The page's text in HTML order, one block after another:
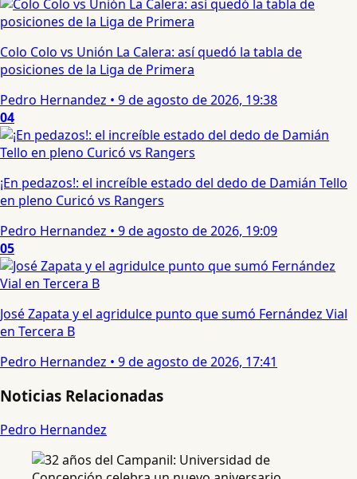
Colo Colo vs Unión La Calera: así quedó la tabla de
posiciones de la Liga de Primera
Pedro Hernandez • 9 de agosto de 2026, 19:38
04
¡En pedazos!: el increíble estado del dedo de Damián Tello
en pleno Curicó vs Rangers
Pedro Hernandez • 9 de agosto de 2026, 19:09
05
José Zapata y el agridulce punto que sumó Fernández Vial
en Tercera B
Pedro Hernandez • 9 de agosto de 2026, 17:41
Noticias Relacionadas
Pedro Hernandez